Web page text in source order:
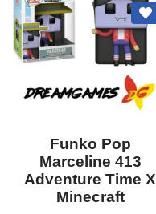
Funko Pop
Marceline 413
Adventure Time X
Minecraft